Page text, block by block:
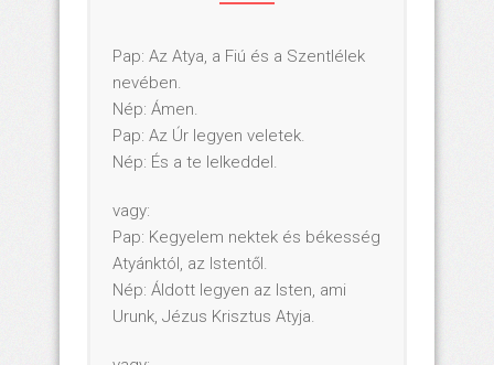
Pap: Az Atya, a Fiú és a Szentlélek
nevében.
Nép: Ámen.
Pap: Az Úr legyen veletek.
Nép: És a te lelkeddel.
vagy:
Pap: Kegyelem nektek és békesség
Atyánktól, az Istentől.
Nép: Áldott legyen az Isten, ami
Urunk, Jézus Krisztus Atyja.